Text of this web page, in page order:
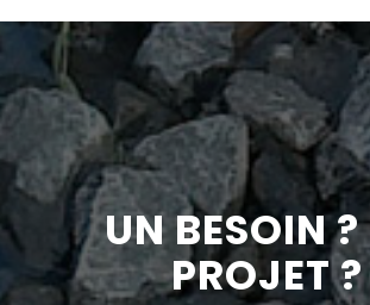
UN BESOIN
PROJET ?